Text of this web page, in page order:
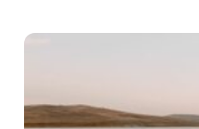
populära. I denna